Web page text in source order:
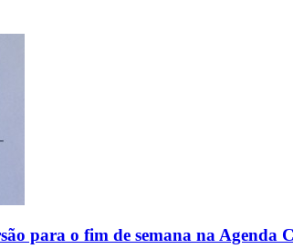
para o fim de semana na Agenda